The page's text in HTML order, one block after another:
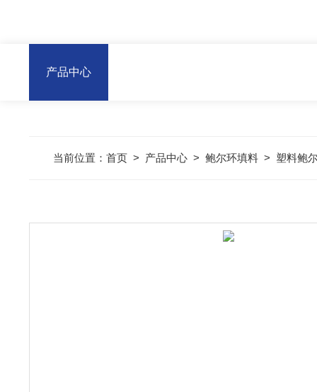
产品中心
当前位置： 首页> 产品中心> 鲍尔环填料> 塑料鲍